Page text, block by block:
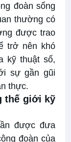
đoàn sống
thường có
được trao
trở nên khó
kỹ thuật số,
sự gần gũi
thực.
thế giới kỹ
được đưa
đoàn của